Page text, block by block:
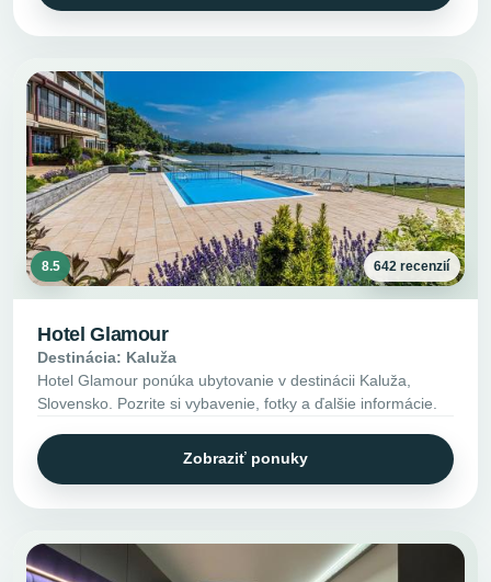
8.5 642 recenzií
Hotel Glamour
Destinácia: Kaluža
Hotel Glamour ponúka ubytovanie v destinácii Kaluža,
Slovensko. Pozrite si vybavenie, fotky a ďalšie informácie.
Zobraziť ponuky